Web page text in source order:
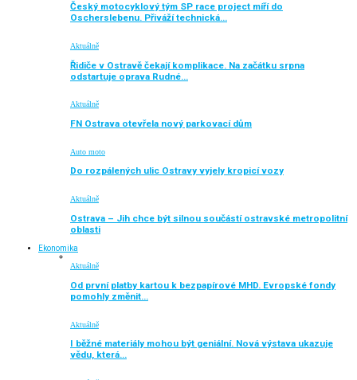
Český motocyklový tým SP race project míří do
Oscherslebenu. Přiváží technická…
Aktuálně
Řidiče v Ostravě čekají komplikace. Na začátku srpna
odstartuje oprava Rudné…
Aktuálně
FN Ostrava otevřela nový parkovací dům
Auto moto
Do rozpálených ulic Ostravy vyjely kropicí vozy
Aktuálně
Ostrava – Jih chce být silnou součástí ostravské metropolitní
oblasti
Ekonomika
Aktuálně
Od první platby kartou k bezpapírové MHD. Evropské fondy
pomohly změnit…
Aktuálně
I běžné materiály mohou být geniální. Nová výstava ukazuje
vědu, která…